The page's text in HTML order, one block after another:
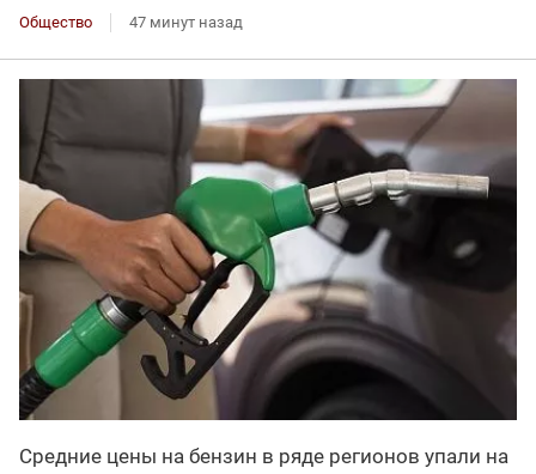
Общество 47 минут назад
Средние цены на бензин в ряде регионов упали на